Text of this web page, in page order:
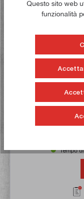
Sistema di
Tempo
Questo sito web
funzionalità